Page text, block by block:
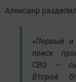
Алексанр
«Первый
поиск
СВО —
Второй